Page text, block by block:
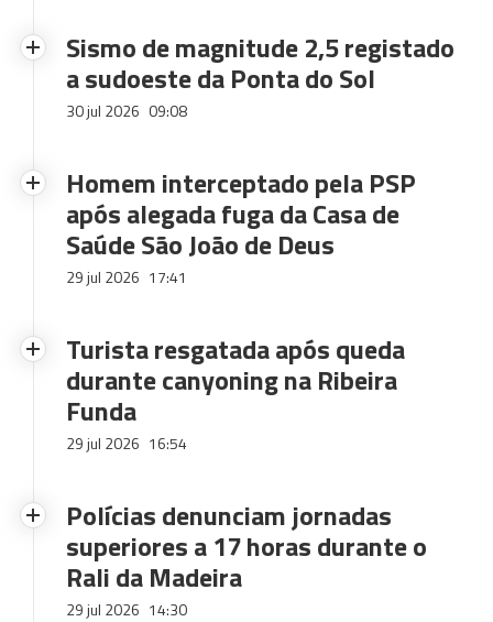
Sismo de magnitude 2,5 registado
a sudoeste da Ponta do Sol
30 jul 2026 09:08
Homem interceptado pela PSP
após alegada fuga da Casa de
Saúde São João de Deus
29 jul 2026 17:41
Turista resgatada após queda
durante canyoning na Ribeira
Funda
29 jul 2026 16:54
Polícias denunciam jornadas
superiores a 17 horas durante o
Rali da Madeira
29 jul 2026 14:30